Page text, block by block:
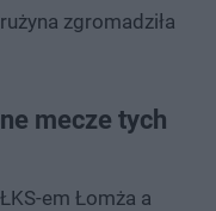
zgromadziła
mecze tych
em Łomża a